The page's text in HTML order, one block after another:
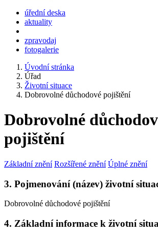
úřední deska
aktuality
zpravodaj
fotogalerie
Úvodní stránka
Úřad
Životní situace
Dobrovolné důchodové pojištění
Dobrovolné
pojištění
Základní znění Rozšířené znění Úplné znění
3. Pojmenování (název) životní
Dobrovolné důchodové pojištění
4. Základní informace k životní